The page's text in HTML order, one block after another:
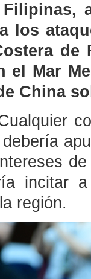
los
el Mar
China
incitar
región.